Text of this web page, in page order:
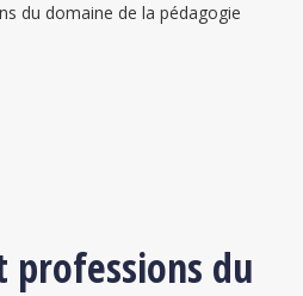
du domaine de la pédagogie
professions du